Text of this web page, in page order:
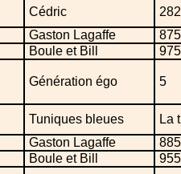
Cédric
282
Gaston Lagaffe
875
Boule et Bill 975
Génération égo 5
Tuniques bleues
La
Gaston Lagaffe
885
Boule et Bill 955